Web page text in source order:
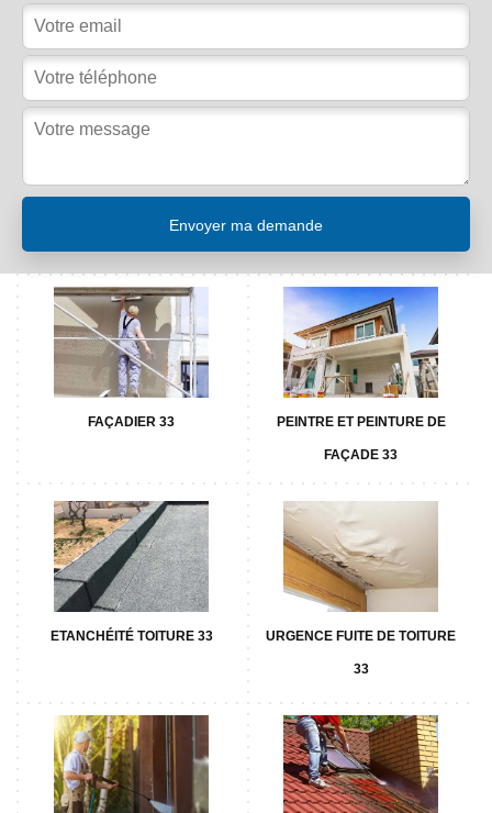
FAÇADIER 33 PEINTRE ET PEINTURE DE
FAÇADE 33
ETANCHÉITÉ TOITURE 33 URGENCE FUITE DE TOITURE
33